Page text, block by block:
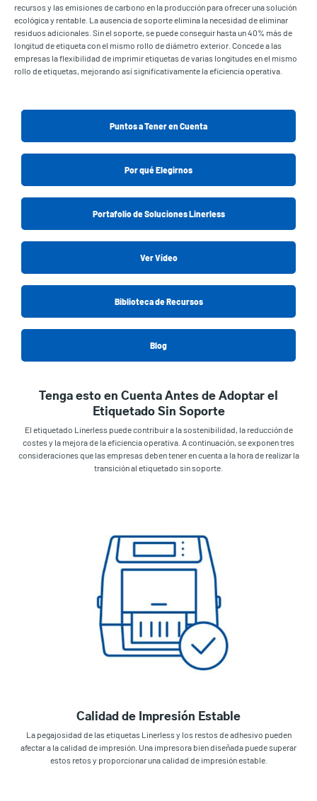
recursos y las emisiones de carbono en la producción para ofrecer una solución
ecológica y rentable. La ausencia de soporte elimina la necesidad de eliminar
residuos adicionales. Sin el soporte, se puede conseguir hasta un 40% más de
longitud de etiqueta con el mismo rollo de diámetro exterior. Concede a las
empresas la flexibilidad de imprimir etiquetas de varias longitudes en el mismo
rollo de etiquetas, mejorando así significativamente la eficiencia operativa.
Puntos a Tener en Cuenta
Por qué Elegirnos
Portafolio de Soluciones Linerless
Ver Vídeo
Biblioteca de Recursos
Blog
Tenga esto en Cuenta Antes de Adoptar el
Etiquetado Sin Soporte
El etiquetado Linerless puede contribuir a la sostenibilidad, la reducción de
costes y la mejora de la eficiencia operativa. A continuación, se exponen tres
consideraciones que las empresas deben tener en cuenta a la hora de realizar la
transición al etiquetado sin soporte.
Calidad de Impresión Estable
La pegajosidad de las etiquetas Linerless y los restos de adhesivo pueden
afectar a la calidad de impresión. Una impresora bien diseñada puede superar
estos retos y proporcionar una calidad de impresión estable.